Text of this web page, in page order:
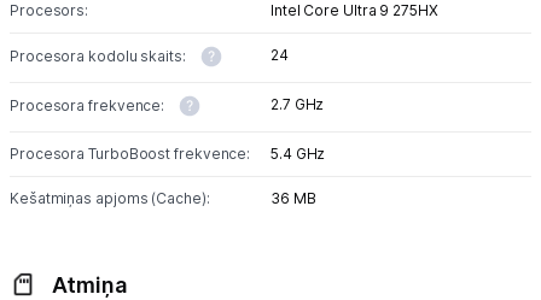
Procesors: Intel Core Ultra 9 275HX
Procesora kodolu skaits: 24
Procesora frekvence: 2.7 GHz
Procesora TurboBoost frekvence: 5.4 GHz
Kešatmiņas apjoms (Cache): 36 MB
Atmiņa